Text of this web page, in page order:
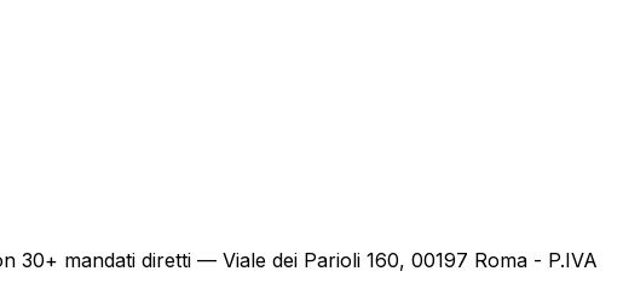
mandati diretti — Viale dei Parioli 160, 00197 Roma - P.IVA